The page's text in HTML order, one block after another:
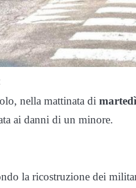
nella mattinata di
ai danni di un minore.
la ricostruzione dei